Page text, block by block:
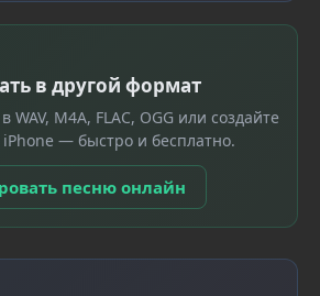
в другой формат
WAV, M4A, FLAC, OGG или создайте
iPhone — быстро и бесплатно.
песню онлайн